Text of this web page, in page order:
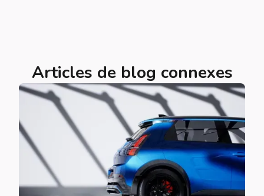
Articles de blog connexes